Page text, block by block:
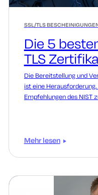
SSL/TLS
Die 5
TLS
Die Bereitstellung und
ist eine
Empfehlungen des NIST
Mehr lesen